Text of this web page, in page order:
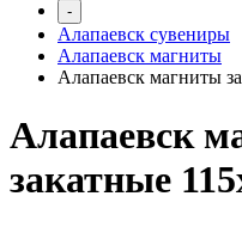
-
Алапаевск сувениры
Алапаевск магниты
Алапаевск магниты
Алапаевск
закатные